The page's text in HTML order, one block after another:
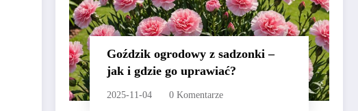
Goździk ogrodowy z sadzonki –
jak i gdzie go uprawiać?
2025-11-04 0 Komentarze